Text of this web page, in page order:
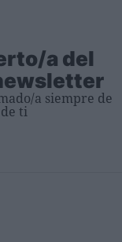
a del
a siempre de
ti